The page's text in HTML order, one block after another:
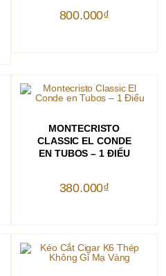
800.000₫
MONTECRISTO
CLASSIC EL CONDE
EN TUBOS – 1 ĐIẾU
380.000₫